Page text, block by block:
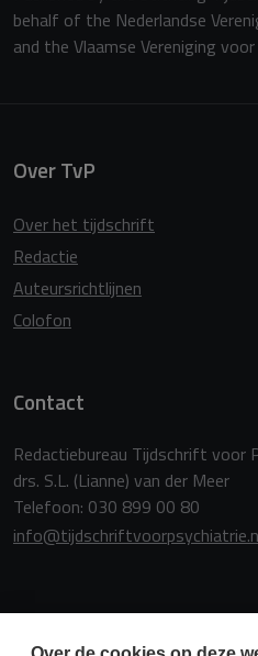
behalf of the Nederlandse
and the Vlaamse Vereniging
Over TvP
Over het tijdschrift
Redactie
Auteursrichtlijnen
Colofon
Contact
Redactiebureau Tijdschrift voor
drs. S.L. (Lianne) van der Meer
Telefoon: 030 899 00 80
Copyright